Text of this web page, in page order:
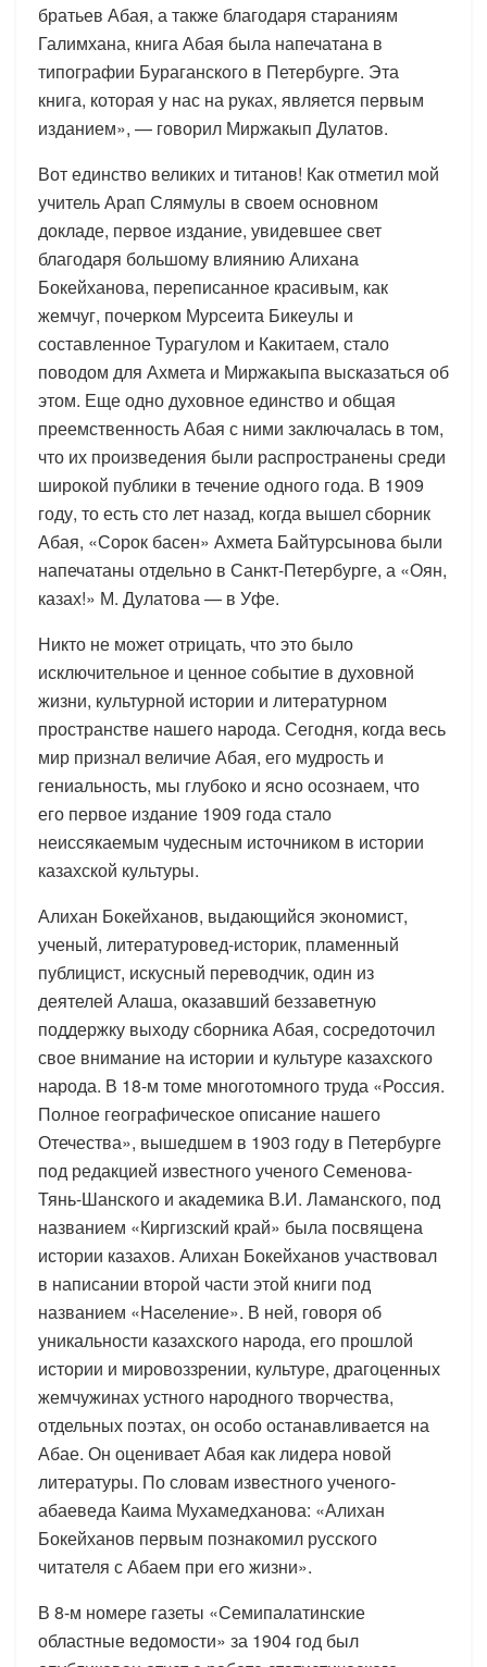
братьев Абая, а также благодаря стараниям
Галимхана, книга Абая была напечатана в
типографии Бураганского в Петербурге. Эта
книга, которая у нас на руках, является первым
изданием», — говорил Миржакып Дулатов.
Вот единство великих и титанов! Как отметил мой
учитель Арап Слямулы в своем основном
докладе, первое издание, увидевшее свет
благодаря большому влиянию Алихана
Бокейханова, переписанное красивым, как
жемчуг, почерком Мурсеита Бикеулы и
составленное Турагулом и Какитаем, стало
поводом для Ахмета и Миржакыпа высказаться об
этом. Еще одно духовное единство и общая
преемственность Абая с ними заключалась в том,
что их произведения были распространены среди
широкой публики в течение одного года. В 1909
году, то есть сто лет назад, когда вышел сборник
Абая, «Сорок басен» Ахмета Байтурсынова были
напечатаны отдельно в Санкт-Петербурге, а «Оян,
казах!» М. Дулатова — в Уфе.
Никто не может отрицать, что это было
исключительное и ценное событие в духовной
жизни, культурной истории и литературном
пространстве нашего народа. Сегодня, когда весь
мир признал величие Абая, его мудрость и
гениальность, мы глубоко и ясно осознаем, что
его первое издание 1909 года стало
неиссякаемым чудесным источником в истории
казахской культуры.
Алихан Бокейханов, выдающийся экономист,
ученый, литературовед-историк, пламенный
публицист, искусный переводчик, один из
деятелей Алаша, оказавший беззаветную
поддержку выходу сборника Абая, сосредоточил
свое внимание на истории и культуре казахского
народа. В 18-м томе многотомного труда «Россия.
Полное географическое описание нашего
Отечества», вышедшем в 1903 году в Петербурге
под редакцией известного ученого Семенова-
Тянь-Шанского и академика В.И. Ламанского, под
названием «Киргизский край» была посвящена
истории казахов. Алихан Бокейханов участвовал
в написании второй части этой книги под
названием «Население». В ней, говоря об
уникальности казахского народа, его прошлой
истории и мировоззрении, культуре, драгоценных
жемчужинах устного народного творчества,
отдельных поэтах, он особо останавливается на
Абае. Он оценивает Абая как лидера новой
литературы. По словам известного ученого-
абаеведа Каима Мухамедханова: «Алихан
Бокейханов первым познакомил русского
читателя с Абаем при его жизни».
В 8-м номере газеты «Семипалатинские
областные ведомости» за 1904 год был